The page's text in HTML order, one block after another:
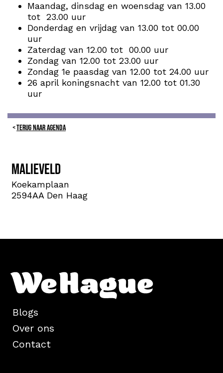
Maandag, dinsdag en woensdag van 13.00
tot 23.00 uur
Donderdag en vrijdag van 13.00 tot 00.00
uur
Zaterdag van 12.00 tot 00.00 uur
Zondag van 12.00 tot 23.00 uur
Zondag 1e paasdag van 12.00 tot 24.00 uur
26 april koningsnacht van 12.00 tot 01.30
uur
TERUG NAAR AGENDA
Malieveld
Koekamplaan
2594AA Den Haag
Blogs
Over ons
Contact